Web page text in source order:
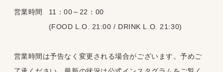
営業時間
11：00～22：00
(FOOD L.O. 21:00 / DRINK L.O. 21:30)
営業時間は予告なく変更される場合がございます。予めご